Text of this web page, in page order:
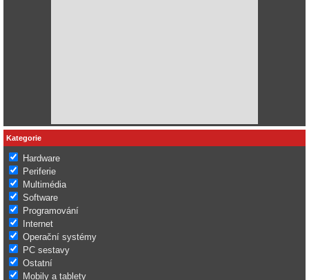
Kategorie
Hardware
Periferie
Multimédia
Software
Programování
Internet
Operační systémy
PC sestavy
Ostatní
Mobily a tablety